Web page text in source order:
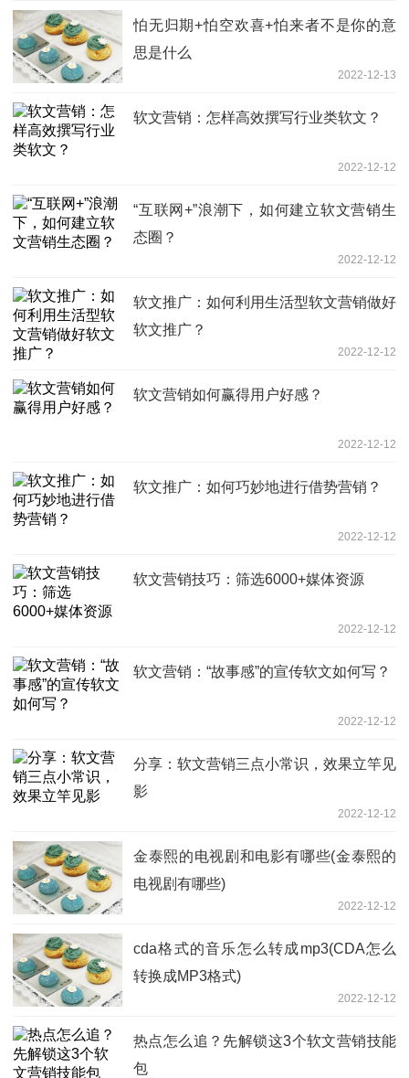
怕无归期+怕空欢喜+怕来者不是你的意
思是什么
2022-12-13
软文营销：怎样高效撰写行业类软文？
2022-12-12
“互联网+”浪潮下，如何建立软文营销生
态圈？
2022-12-12
软文推广：如何利用生活型软文营销做好
软文推广？
2022-12-12
软文营销如何赢得用户好感？
2022-12-12
软文推广：如何巧妙地进行借势营销？
2022-12-12
软文营销技巧：筛选6000+媒体资源
2022-12-12
软文营销：“故事感”的宣传软文如何写？
2022-12-12
分享：软文营销三点小常识，效果立竿见
影
2022-12-12
金泰熙的电视剧和电影有哪些(金泰熙的
电视剧有哪些)
2022-12-12
cda格式的音乐怎么转成mp3(CDA怎么
转换成MP3格式)
2022-12-12
热点怎么追？先解锁这3个软文营销技能
包